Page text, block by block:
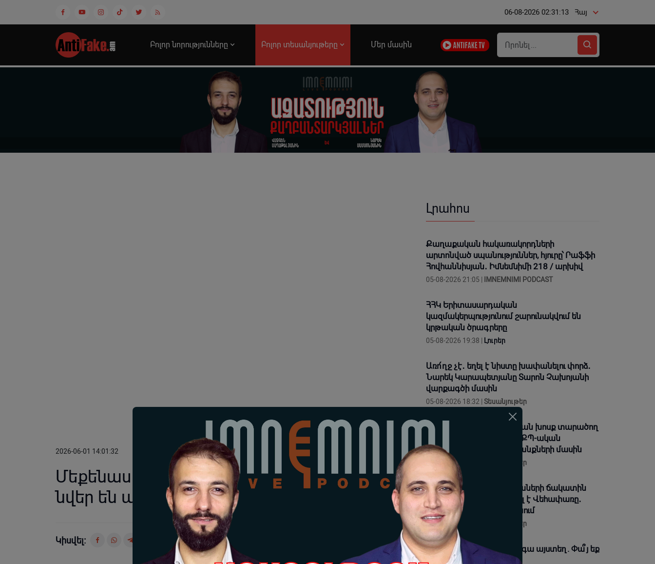
06-08-2026 02:31:14 Հայ
Բոլոր նորությունները Բոլոր տեսանյութերը Մեր մասին
2026-06-01 14:01:32
Մեքենաս վառել են, Փաշինյանի ծնունդին
նվեր են արել․ «Էլի ես եմ» #antifake_am
Կիսվել:
Լրահոս
Քաղաքական հակառակորդների
արտոնված սպանություններ, հյուրը՝ Րաֆֆի
Հովհաննիսյան․ Իմնեմնիմի 218 / արխիվ
05-08-2026 21:05 | IMNEMNIMI PODCAST
ՀՀԿ Երիտասարդական
կազմակերպությունում շարունակվում են
կրթական ծրագրերը
05-08-2026 19:38 | Լուրեր
Առո՛ղջ չէ․ եղել է նիստը խափանելու փորձ․
Նարեկ Կարապետյանը Տարոն Չախոյանի
վարքագծի մասին
05-08-2026 18:32 | Տեսանյութեր
Նշված մարդն ատելության խոսք տարածող
է. Արամ Վարդևանյանը՝ ՔՊ-ական
Չախոյանի ու նրա սադրանքների մասին
05-08-2026 17:42 | Տեսանյութեր
Ձեզանից շատերի երեխաների ճակատին
այն մյուռոնն է, որն օրհնել է Վեհափառը․
հասկանու՞մ եք ինչ եք անում
05-08-2026 17:37 | Տեսանյութեր
Տիկին դատախազը թող գա այստեղ. Փա՞յ եք
մեջը. Դավիթ Ղազինյան